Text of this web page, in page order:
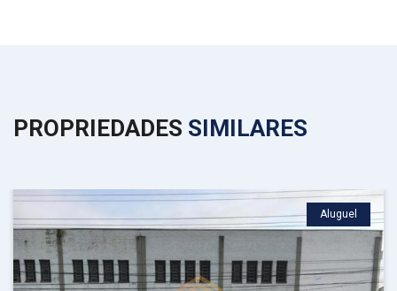
PROPRIEDADES SIMILARES
Aluguel